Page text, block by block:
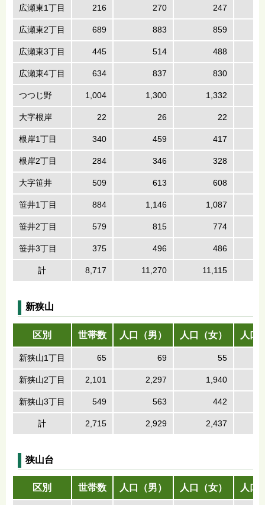
広瀬東1丁目 216 270 247
広瀬東2丁目 689 883 859
広瀬東3丁目 445 514 488
広瀬東4丁目 634 837 830
つつじ野 1,004 1,300 1,332
大字根岸 22 26 22
根岸1丁目 340 459 417
根岸2丁目 284 346 328
大字笹井 509 613 608
笹井1丁目 884 1,146 1,087
笹井2丁目 579 815 774
笹井3丁目 375 496 486
計 8,717 11,270 11,115
新狭山
区別 世帯数 人口（男） 人口（女） 人口
新狭山1丁目 65 69 55
新狭山2丁目 2,101 2,297 1,940
新狭山3丁目 549 563 442
計 2,715 2,929 2,437
狭山台
区別 世帯数 人口（男） 人口（女） 人口